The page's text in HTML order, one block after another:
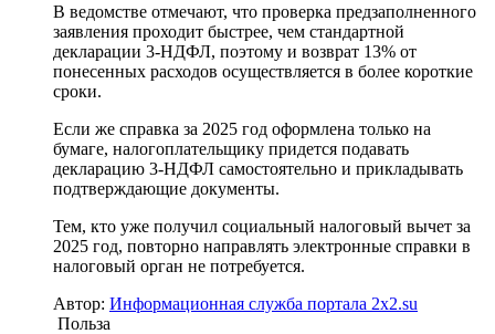
В ведомстве отмечают, что проверка предзаполненного
заявления проходит быстрее, чем стандартной
декларации 3-НДФЛ, поэтому и возврат 13% от
понесенных расходов осуществляется в более короткие
сроки.
Если же справка за 2025 год оформлена только на
бумаге, налогоплательщику придется подавать
декларацию 3-НДФЛ самостоятельно и прикладывать
подтверждающие документы.
Тем, кто уже получил социальный налоговый вычет за
2025 год, повторно направлять электронные справки в
налоговый орган не потребуется.
Автор: Информационная служба портала 2x2.su
Польза